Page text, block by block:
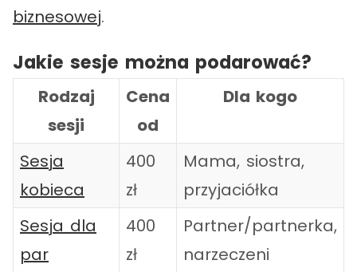
biznesowej.
Jakie sesje można podarować?
Rodzaj
sesji
Cena
od
Dla kogo
Sesja
kobieca
400
zł
Mama, siostra,
przyjaciółka
Sesja dla
par
400
zł
Partner/partnerka,
narzeczeni